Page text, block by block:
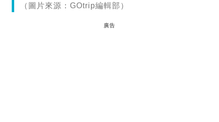
（圖片來源：GOtrip編輯部）
廣告